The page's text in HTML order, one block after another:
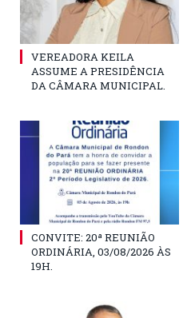
VEREADORA KEILA
ASSUME A PRESIDÊNCIA
DA CÂMARA MUNICIPAL.
CONVITE: 20ª REUNIÃO
ORDINÁRIA, 03/08/2026 ÀS
19H.